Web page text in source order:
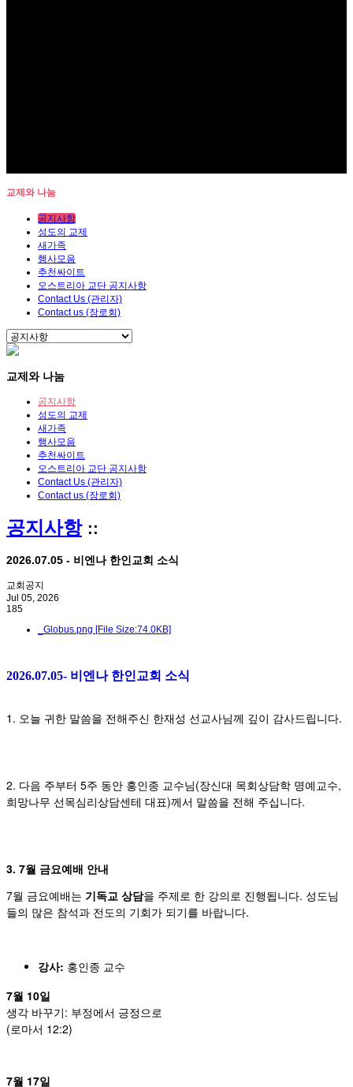
교제와 나눔
공지사항
성도의 교제
새가족
행사모음
추천싸이트
오스트리아 교단 공지사항
Contact Us (관리자)
Contact us (장로회)
교제와 나눔
공지사항
성도의 교제
새가족
행사모음
추천싸이트
오스트리아 교단 공지사항
Contact Us (관리자)
Contact us (장로회)
공지사항 ::
2026.07.05 - 비엔나 한인교회 소식
교회공지
Jul 05, 2026
185
_Globus.png [File Size:74.0KB]
2026.07.05- 비엔나 한인교회 소식
1. 오늘 귀한 말씀을 전해주신 한재성 선교사님께 깊이 감사드립니다.
2. 다음 주부터 5주 동안 홍인종 교수님(장신대 목회상담학 명예교수,
희망나무 선목심리상담센테 대표)께서 말씀을 전해 주십니다.
3. 7월 금요예배 안내
7월 금요예배는 기독교 상담을 주제로 한 강의로 진행됩니다. 성도님
들의 많은 참석과 전도의 기회가 되기를 바랍니다.
강사: 홍인종 교수
7월 10일
생각 바꾸기: 부정에서 긍정으로
(로마서 12:2)
7월 17일